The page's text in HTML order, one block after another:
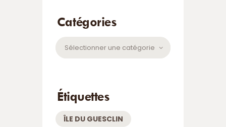
Catégories
Catégories
Étiquettes
ÎLE DU GUESCLIN